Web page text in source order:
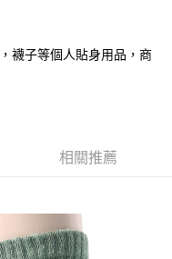
核未通過，訂單將自動取
於每月結算日後寄送繳費提
下簡稱本公司）所提供，讓
係目的，商店將以您的個人
大進項蒐集、處理及利用，
認、核對及更正。
襪子等個人貼身用品，商
相關推薦